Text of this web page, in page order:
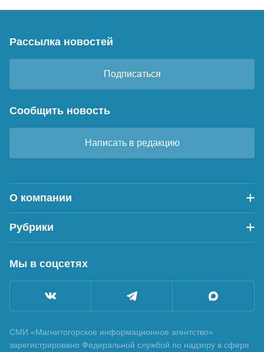
Рассылка новостей
Подписаться
Сообщить новость
Написать в редакцию
О компании
Рубрики
Мы в соцсетях
СМИ «Магнитогорское информационное агентство»
зарегистрировано Федеральной службой по надзору в сфере